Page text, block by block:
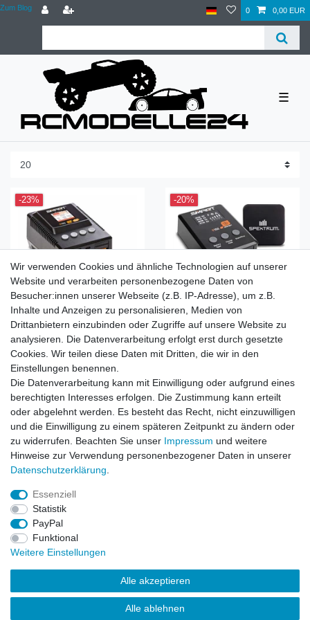
Zum Blog 0 0,00 EUR
☰
-23%
Smart Powerstage 3S
Surface G2 LiPo 5000mAh
3S 50C IC5 + S155 Lader EU
UVP 129,99 €
99,99 € *
Artikel anzeigen
*inkl. ges. MwSt.zzgl.
Versandkosten
-20%
1300 mAh 3S 30C IC2 -
Lader S100 - Netzteil 65W -
Adapter
UVP 86,99 €
Artikel anzeigen
* inkl. ges. MwSt. zzgl.
Versandkosten
Widerrufs­recht
Wir verwenden Cookies und ähnliche Technologien auf unserer
Website und verarbeiten personenbezogene Daten von
Besucher:innen unserer Webseite (z.B. IP-Adresse), um z.B.
Inhalte und Anzeigen zu personalisieren, Medien von
Drittanbietern einzubinden oder Zugriffe auf unsere Website zu
analysieren. Die Datenverarbeitung erfolgt erst durch gesetzte
Cookies. Wir teilen diese Daten mit Dritten, die wir in den
Einstellungen benennen.
Die Datenverarbeitung kann mit Einwilligung oder aufgrund eines
berechtigten Interesses erfolgen. Die Zustimmung kann erteilt
oder abgelehnt werden. Es besteht das Recht, nicht einzuwilligen
und die Einwilligung zu einem späteren Zeitpunkt zu ändern oder
zu widerrufen. Beachten Sie unser Impressum und weitere
Hinweise zur Verwendung personenbezogener Daten in unserer
Daten­schutz­erklärung
Essenziell
Statistik
PayPal
Funktional
Weitere Einstellungen
Alle akzeptieren
Alle ablehnen